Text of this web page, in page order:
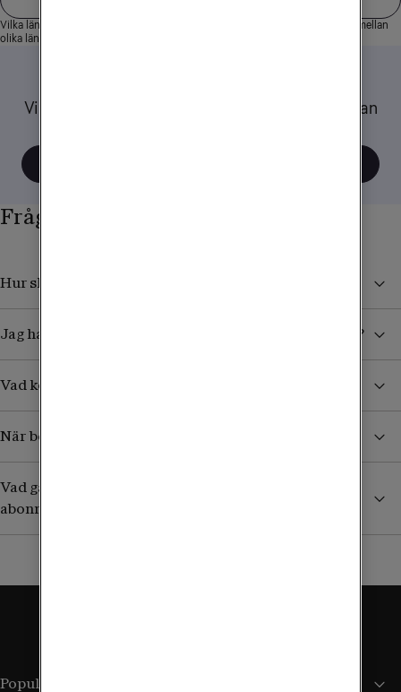
Vilka länder som ingår i Obegränsad Max kan ändras. Mängden surf varierar mellan
olika länder
Vi har samlat ett gäng tips och råd om hur du kan
Frågor och svar
Hur skyddar jag mig från höga kostnader i utlandet?
Jag har köpt ett datapaket. Hur vet jag när det tar slut?
Vad kostar det att ta emot sms/mms från Sverige?
När börjar jag betala för surf och samtal i utlandet?
Vad gäller utomlands om jag har ett äldre obegränsat
abonnemang?
Populära sidor